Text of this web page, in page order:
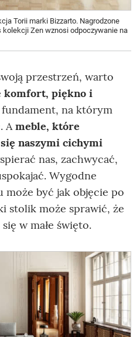
Torii marki Bizzarto. Nagrodzone
kolekcji Zen wznosi odpoczywanie na
przestrzeń, warto
komfort, piękno i
na którym
Ameble, które
naszymi cichymi
nas, zachwycać,
Wygodne
być jak objęcie po
stolik może sprawić, że
w małe święto.